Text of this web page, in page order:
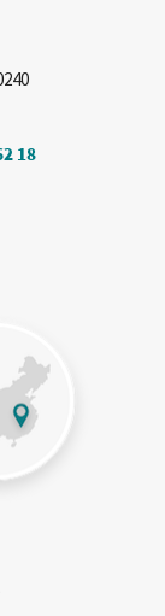
18